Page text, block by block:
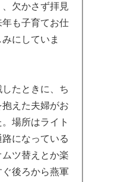
欠かさず拝見
も子育てお仕
にしていま
たときに、ち
えた夫婦がお
場所はライト
になっている
ツ替えとか楽
後ろから燕軍